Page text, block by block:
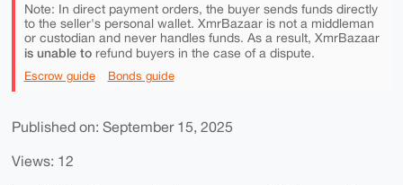
Note: In direct payment orders, the buyer sends funds directly
to the seller's personal wallet. XmrBazaar is not a middleman
or custodian and never handles funds. As a result, XmrBazaar
is unable torefund buyers in the case of a dispute.
Escrow guide Bonds guide
Published on: September 15, 2025
Views: 12